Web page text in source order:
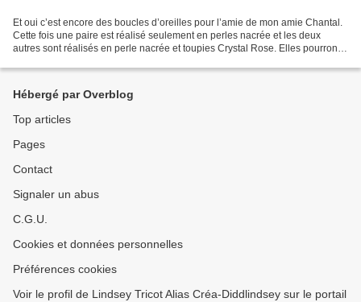
Et oui c’est encore des boucles d’oreilles pour l’amie de mon amie Chantal.
Cette fois une paire est réalisé seulement en perles nacrée et les deux
autres sont réalisés en perle nacrée et toupies Crystal Rose. Elles pourront
Hébergé par Overblog
Top articles
Pages
Contact
Signaler un abus
C.G.U.
Cookies et données personnelles
Préférences cookies
Voir le profil de Lindsey Tricot Alias Créa-Diddlindsey sur le portail